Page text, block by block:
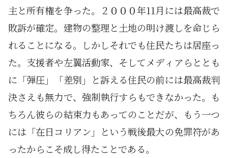
主と所有権を争った。２０００年11月には最高裁で
敗訴が確定。建物の整理と土地の明け渡しを命じら
れることになる。しかしそれでも住民たちは居座っ
た。支援者や左翼活動家、そしてメディアらととも
に「弾圧」「差別」と訴える住民の前には最高裁判
決さえも無力で、強制執行すらもできなかった。も
ちろん彼らの結束力もあってのことだが、もう一つ
には「在日コリアン」という戦後最大の免罪符があ
ったからこそ成し得たことである。